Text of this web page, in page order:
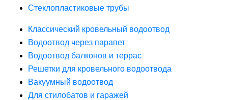
Стеклопластиковые трубы
Классический кровельный водоотвод
Водоотвод через парапет
Водоотвод балконов и террас
Решетки для кровельного водоотвода
Вакуумный водоотвод
Для стилобатов и гаражей